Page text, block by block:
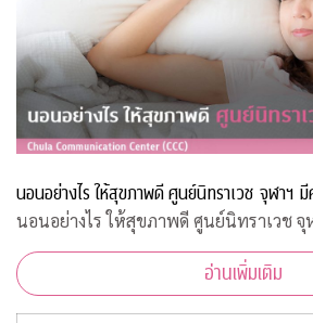
นอนอย่างไร ให้สุขภาพดี ศูนย์นิทราเวช จุฬาฯ
นอนอย่างไร ให้สุขภาพดี ศูนย์นิทราเวช
อ่านเพิ่มเติม